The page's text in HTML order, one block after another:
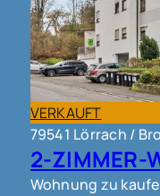
VERKAUFT
79541 Lörrach /
Wohnung zu